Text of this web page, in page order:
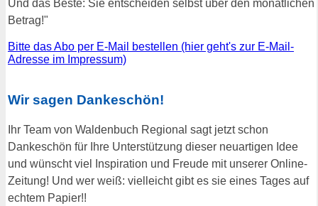
Und das Beste: Sie entscheiden selbst über den monatlichen
Betrag!"
Bitte das Abo per E-Mail bestellen (hier geht's zur E-Mail-
Adresse im Impressum)
Wir sagen Dankeschön!
Ihr Team von Waldenbuch Regional sagt jetzt schon
Dankeschön für Ihre Unterstützung dieser neuartigen Idee
und wünscht viel Inspiration und Freude mit unserer Online-
Zeitung! Und wer weiß: vielleicht gibt es sie eines Tages auf
echtem Papier!!